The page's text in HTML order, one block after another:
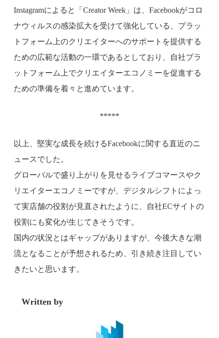
Instagramによると「Creator Week」は、Facebookがコロ
ナウィルスの感染拡大を受けて強化している、プラッ
トフォーム上のクリエイターへのサポートを提供する
ための広範な活動の一環であるとしており、自社プラ
ットフォーム上でクリエイターエコノミーを促進する
ための準備を着々と進めています。
*****
以上、堅実な成長を続けるFacebookに関する直近のニ
ュースでした。
グローバルで盛り上がりを見せるライブコマースやク
リエイターエコノミーですが、デジタルシフトによっ
て実店舗の役割が見直されたように、自社ECサイトの
役割にも変化が生じてきそうです。
国内の状況とはギャップがありますが、今後大きな潮
流となることが予想されるため、引き続き注目してい
きたいと思います。
Written by